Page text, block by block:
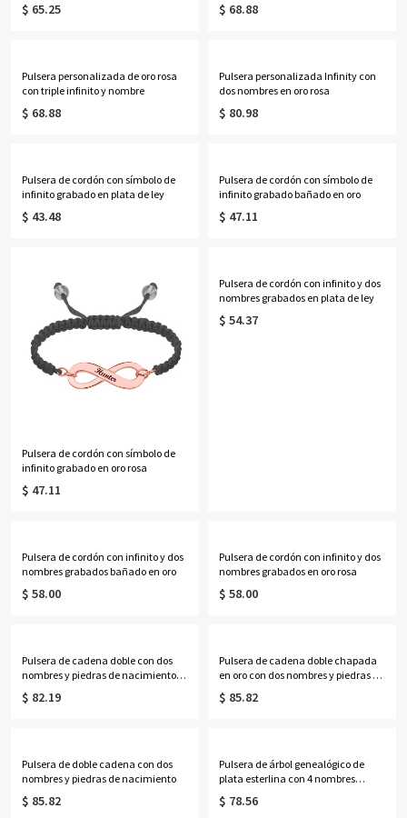
$ 65.25 $ 68.88
Pulsera personalizada de oro rosa
con triple infinito y nombre
$ 68.88
Pulsera personalizada Infinity con
dos nombres en oro rosa
$ 80.98
Pulsera de cordón con símbolo de
infinito grabado en plata de ley
$ 43.48
Pulsera de cordón con símbolo de
infinito grabado bañado en oro
$ 47.11
Pulsera de cordón con símbolo de
infinito grabado en oro rosa
$ 47.11
Pulsera de cordón con infinito y dos
nombres grabados en plata de ley
$ 54.37
Pulsera de cordón con infinito y dos
nombres grabados bañado en oro
$ 58.00
Pulsera de cordón con infinito y dos
nombres grabados en oro rosa
$ 58.00
Pulsera de cadena doble con dos
nombres y piedras de nacimiento
en plata de ley
$ 82.19
Pulsera de cadena doble chapada
en oro con dos nombres y piedras de
nacimiento.
$ 85.82
Pulsera de doble cadena con dos
nombres y piedras de nacimiento
$ 85.82
Pulsera de árbol genealógico de
plata esterlina con 4 nombres
grabados
$ 78.56